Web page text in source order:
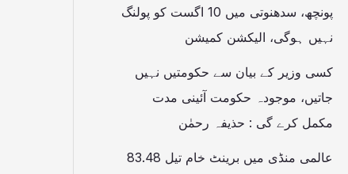
پونچھ، سدھنوتی میں 10 اگست کو پولنگ
نہیں ہوگی، الیکشن کمیشن
کسی وزیر کے بیان سے حکومتیں نہیں
جاتیں، موجودہ حکومت آئینی مدت
مکمل کرے گی : حذیفہ رحمٰن
عالمی منڈی میں برینٹ خام تیل 83.48